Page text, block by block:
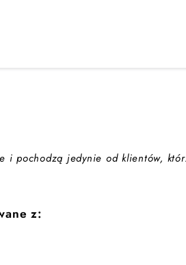
i pochodzą jedynie od klientów,
z: